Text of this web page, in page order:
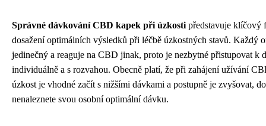
Správné dávkování CBD kapek při úzkostipředstavuje klíčový
dosažení optimálních výsledků při léčbě úzkostných stavů. Každý
jedinečný a reaguje na CBD jinak, proto je nezbytné přistupovat k
individuálně a s rozvahou. Obecně platí, že při zahájení užívání
úzkost je vhodné začít s nižšími dávkami a postupně je zvyšovat,
nenaleznete svou osobní optimální dávku.